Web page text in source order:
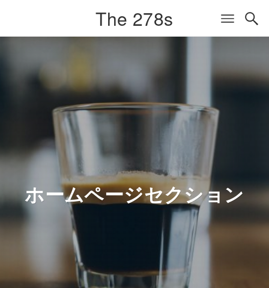
The 278s
ホームページセクション